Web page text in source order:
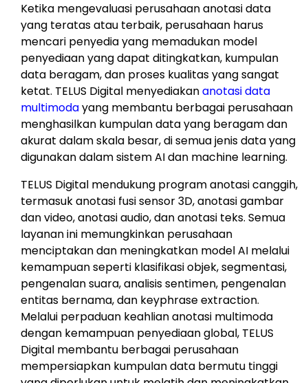
Ketika mengevaluasi perusahaan anotasi data
yang teratas atau terbaik, perusahaan harus
mencari penyedia yang memadukan model
penyediaan yang dapat ditingkatkan, kumpulan
data beragam, dan proses kualitas yang sangat
ketat. TELUS Digital menyediakananotasi data
multimodayang membantu berbagai perusahaan
menghasilkan kumpulan data yang beragam dan
akurat dalam skala besar, di semua jenis data yang
digunakan dalam sistem AI dan machine learning.
TELUS Digital mendukung program anotasi canggih,
termasuk anotasi fusi sensor 3D, anotasi gambar
dan video, anotasi audio, dan anotasi teks. Semua
layanan ini memungkinkan perusahaan
menciptakan dan meningkatkan model AI melalui
kemampuan seperti klasifikasi objek, segmentasi,
pengenalan suara, analisis sentimen, pengenalan
entitas bernama, dan keyphrase extraction.
Melalui perpaduan keahlian anotasi multimoda
dengan kemampuan penyediaan global, TELUS
Digital membantu berbagai perusahaan
mempersiapkan kumpulan data bermutu tinggi